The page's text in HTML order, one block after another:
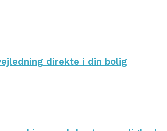
direkte i din bolig